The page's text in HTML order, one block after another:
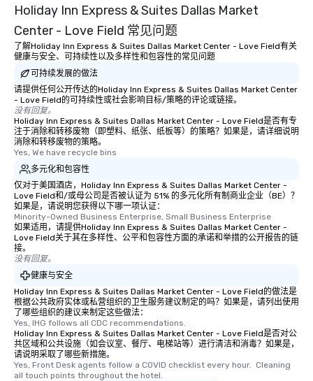
Holiday Inn Express & Suites Dallas Market
Center - Love Field 常见问题
了解Holiday Inn Express & Suites Dallas Market Center - Love Field有关
健康与安全、可持续性以及多样性和包容性的常见问题
可持续发展的做法
请提供任何公开传达的Holiday Inn Express & Suites Dallas Market Center
- Love Field的可持续性或社会影响目标/策略的评论或链接。
没有回复。
Holiday Inn Express & Suites Dallas Market Center - Love Field是否有专
注于消除和转移废物（即塑料、纸张、纸板等）的策略？如果是，请详细说明
消除和转移废物的策略。
Yes, We have recycle bins
多元化和包容性
仅对于美国酒店，Holiday Inn Express & Suites Dallas Market Center -
Love Field和/或母公司是否被认证为 51% 的多元化所有制商业企业（BE）？
如果是，请说明您获得以下哪一项认证：
Minority-Owned Business Enterprise, Small Business Enterprise
如果适用，请提供Holiday Inn Express & Suites Dallas Market Center -
Love Field关于其在多样性、公平和包容性方面的承诺和举措的公开报告的链
接。
没有回复。
健康与安全
Holiday Inn Express & Suites Dallas Market Center - Love Field的做法是
根据公共政府实体或私营组织的卫生服务建议制定的吗？如果是，请列出使用
了哪些组织的建议来制定这些做法：
Yes, IHG follows all CDC recommendations.
Holiday Inn Express & Suites Dallas Market Center - Love Field是否对公
共区域和公共设施（如会议室、餐厅、电梯站等）进行清洁和消毒？如果是，
请说明采取了哪些新措施。
Yes, Front Desk agents follow a COVID checklist every hour.  Cleaning
all touch points throughout the hotel.